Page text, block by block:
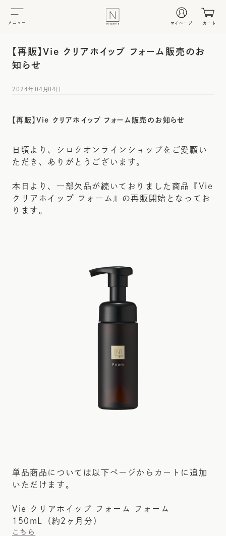
メニュー マイページ カート
【再販】Vie クリアホイップ フォーム販売のお
知らせ
2024年04月04日
【再販】Vie クリアホイップ フォーム販売のお知らせ
日頃より、シロクオンラインショップをご愛顧い
ただき、ありがとうございます。
本日より、一部欠品が続いておりました商品『Vie
クリアホイップ フォーム』の再販開始となってお
ります。
単品商品については以下ページからカートに追加
いただけます。
Vie クリアホイップ フォーム フォーム
150mL（約2ヶ月分）
こちら